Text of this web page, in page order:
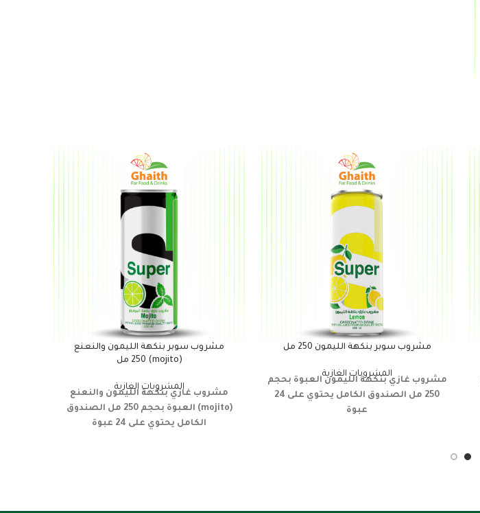
مشروب سوبر بنكهة الليمون 250 مل
المشروبات الغازية
مشروب غازي بنكهة الليمون العبوة بحجم
250 مل
الصندوق الكامل يحتوي على 24
عبوة
مشروب سوبر بنكهة الليمون والنعنع
(mojito) 250 مل
المشروبات الغازية
مشروب غازي بنكهة الليمون والنعنع
(mojito)
العبوة بحجم 250 مل
الصندوق
الكامل يحتوي على 24 عبوة